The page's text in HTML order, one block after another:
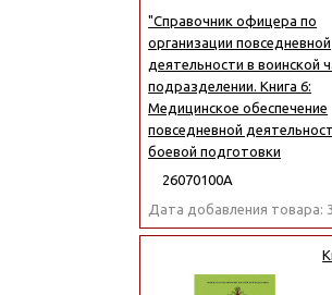
"Справочник офицера по
организации повседневной
деятельности в воинской
подразделении. Книга 6:
Медицинское обеспечение
повседневной
боевой подготовки
26070100А
Дата добавления товара: